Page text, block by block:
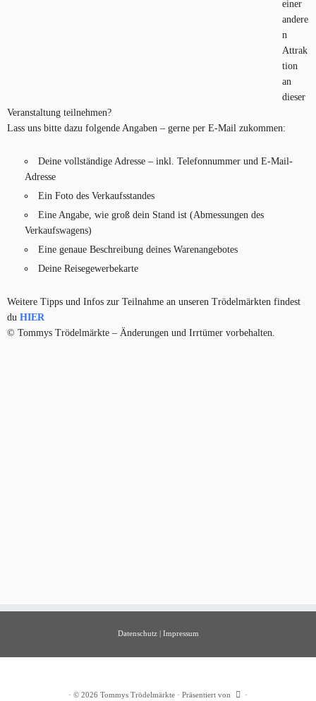
einer
andere
n
Attrak
tion
an
dieser
Veranstaltung teilnehmen?
Lass uns bitte dazu folgende Angaben – gerne per E-Mail zukommen:
Deine vollständige Adresse – inkl. Telefonnummer und E-Mail-
Adresse
Ein Foto des Verkaufsstandes
Eine Angabe, wie groß dein Stand ist (Abmessungen des
Verkaufswagens)
Eine genaue Beschreibung deines Warenangebotes
Deine Reisegewerbekarte
Weitere Tipps und Infos zur Teilnahme an unseren Trödelmärkten findest
du HIER
© Tommys Trödelmärkte – Änderungen und Irrtümer vorbehalten.
Datenschutz| Impressum
· © 2026 Tommys Trödelmärkte · Präsentiert von ·